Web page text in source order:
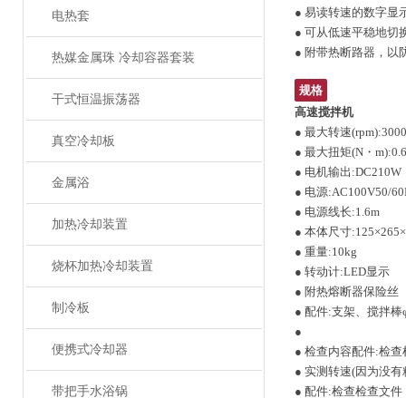
电热套
热媒金属珠 冷却容器套装
干式恒温振荡器
真空冷却板
金属浴
加热冷却装置
烧杯加热冷却装置
制冷板
便携式冷却器
带把手水浴锅
● 易读转速的数字显
● 可从低速平稳地切
● 附带热断路器，以
规格
高速搅拌机
● 最大转速(rpm):3000
● 最大扭矩(N・
● 电机输出:DC210W
● 电源:AC100V50/
● 电源线长:1.6m
● 本体尺寸
● 重量:10kg
● 转动计:LED显示
● 附热熔断器保险丝
● 配件:支架、搅拌
●
● 检查内容配件:检查
● 实测转速(因为没
● 配件:检查检查文件